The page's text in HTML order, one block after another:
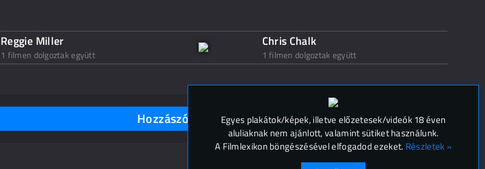
Reggie Miller
1 filmen dolgoztak együtt
Chris Chalk
1 filmen dolgoztak együtt
Hozzászólások (0)
Egyes plakátok/képek, illetve előzetesek/videók 18 éven
aluliaknak nem ajánlott, valamint sütiket használunk.
A Filmlexikon böngészésével elfogadod ezeket. Részletek »